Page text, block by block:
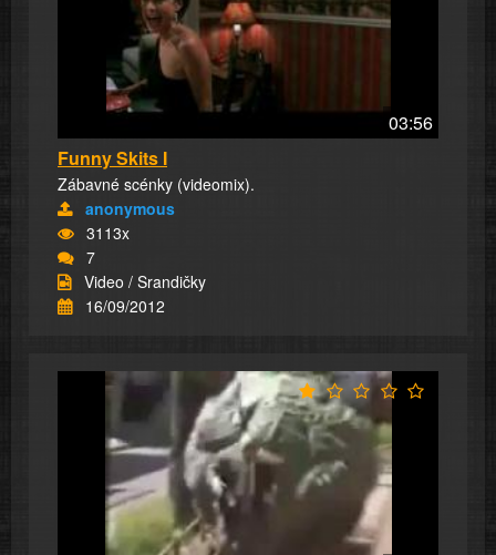
03:56
Funny Skits I
Zábavné scénky (videomix).
anonymous
3113x
7
Video / Srandičky
16/09/2012